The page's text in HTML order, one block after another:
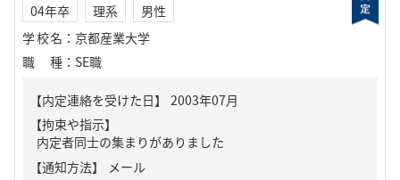
04年卒 理系
男性
学校名 ： 京都産業大学
職種 ： SE職
【内定連絡を受けた日】
2003年07月
【拘束や指示】
内定者同士の集まりがありました
【通知方法】
メール